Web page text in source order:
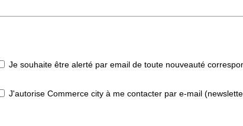
Je souhaite être alerté par email de toute nouveauté
J'autorise Commerce city à me contacter par e-mail